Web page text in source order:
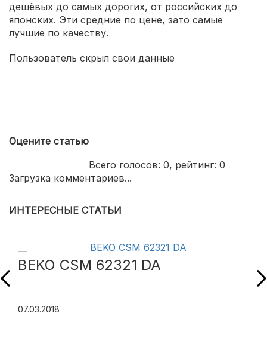
дешёвых до самых дорогих, от российских до
японских. Эти средние по цене, зато самые
лучшие по качеству.
Пользователь скрыл свои данные
Оцените статью
Всего голосов: 0, рейтинг: 0
Загрузка комментариев...
ИНТЕРЕСНЫЕ СТАТЬИ
BEKO CSM 62321 DA
07.03.2018